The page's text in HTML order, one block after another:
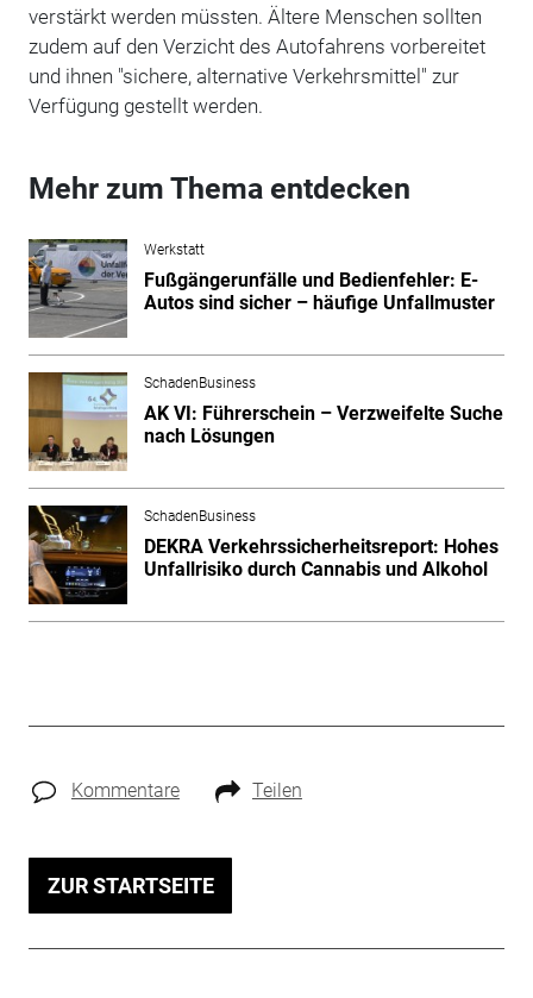
verstärkt werden müssten. Ältere Menschen sollten
zudem auf den Verzicht des Autofahrens vorbereitet
und ihnen "sichere, alternative Verkehrsmittel" zur
Verfügung gestellt werden.
Mehr zum Thema entdecken
Werkstatt
Fußgängerunfälle und Bedienfehler: E-
Autos sind sicher – häufige Unfallmuster
SchadenBusiness
AK VI: Führerschein – Verzweifelte Suche
nach Lösungen
SchadenBusiness
DEKRA Verkehrssicherheitsreport: Hohes
Unfallrisiko durch Cannabis und Alkohol
Kommentare Teilen
ZUR STARTSEITE